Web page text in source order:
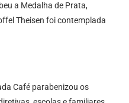
a Medalha de Prata,
Theisen foi contemplada
Café parabenizou os